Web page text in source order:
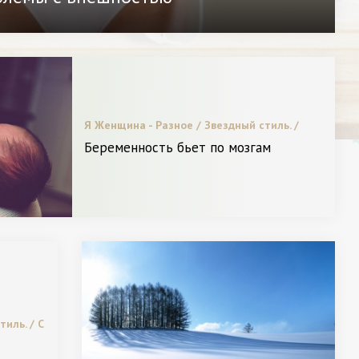
Я Женщина - Разное / Звездный стиль. /
Пластическая хирургия / Новинки. / Видео.
Беременность бьет по мозгам
/ С
/